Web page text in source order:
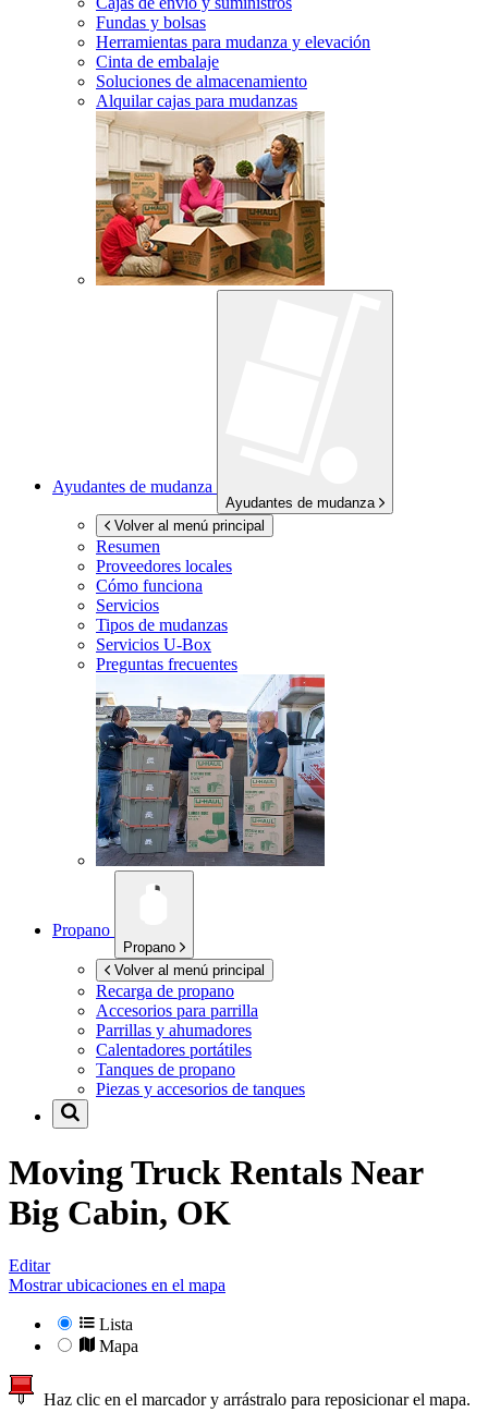
Fundas y bolsas
Herramientas para mudanza y elevación
Cinta de embalaje
Soluciones de almacenamiento
Alquilar cajas para mudanzas
Ayudantes de mudanza
Ayudantes de mudanza
Volver al menú principal
Resumen
Proveedores locales
Cómo funciona
Servicios
Tipos de mudanzas
Servicios U-Box
Preguntas frecuentes
Propano
Propano
Volver al menú principal
Recarga de propano
Accesorios para parrilla
Parrillas y ahumadores
Calentadores portátiles
Tanques de propano
Piezas y accesorios de tanques
Moving Truck Rentals Near
Big Cabin, OK
Editar
Mostrar ubicaciones en el mapa
Lista
Mapa
Haz clic en el marcador y arrástralo para reposicionar el mapa.